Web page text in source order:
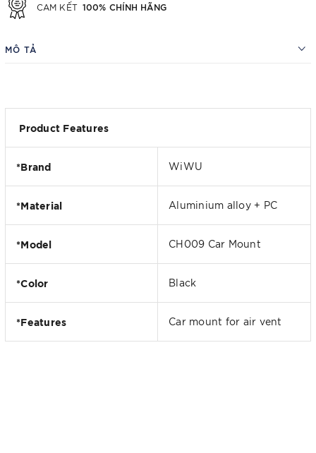
CAM KẾT 100% CHÍNH HÃNG
MÔ TẢ
Product Features
*Brand WiWU
*Material Aluminium alloy + PC
*Model CH009 Car Mount
*Color Black
*Features Car mount for air vent